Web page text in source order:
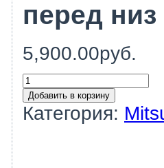
перед низ
5,900.00руб.
Добавить в корзину
Категория: